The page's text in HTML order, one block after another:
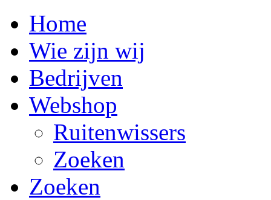
Home
Wie zijn wij
Bedrijven
Webshop
Ruitenwissers
Zoeken
Zoeken